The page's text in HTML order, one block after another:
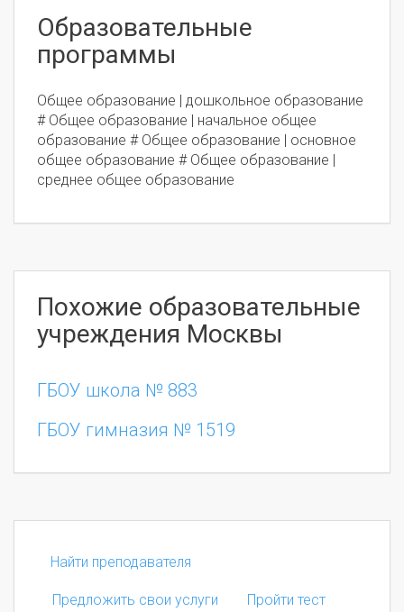
Образовательные
программы
Общее образование | дошкольное образование
# Общее образование | начальное общее
образование # Общее образование | основное
общее образование # Общее образование |
среднее общее образование
Похожие образовательные
учреждения Москвы
ГБОУ школа № 883
ГБОУ гимназия № 1519
Найти преподавателя
Предложить свои услуги Пройти тест